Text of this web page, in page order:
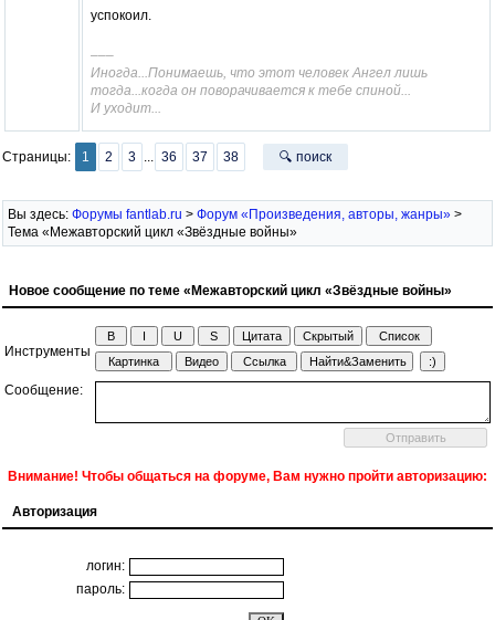
успокоил.
–––
Иногда...Понимаешь, что этот человек Ангел лишь
тогда...когда он поворачивается к тебе спиной...
И уходит...
Страницы: 1 2 3 ... 36 37 38 🔍 поиск
Вы здесь: Форумы fantlab.ru > Форум «Произведения, авторы, жанры» >
Тема «Межавторский цикл «Звёздные войны»
Новое сообщение по теме «Межавторский цикл «Звёздные войны»
Инструменты
Сообщение:
Внимание! Чтобы общаться на форуме, Вам нужно пройти авторизацию:
Авторизация
логин:
пароль: